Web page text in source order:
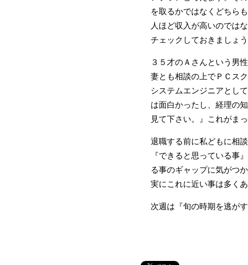
を取るかではなくどちら
人ほど収入が高いのでは
チェックしておきましょう
３５才のＡさんという男
妻とも相談の上でＰＣス
システムエンジニアとし
は面白かったし、経理の
見て下さい。』これがま
退職する前に私どもに相
『できると思っている事
る事のギャップに気がつ
実にこれに近い事は多くあ
次週は『旬の時期を逃が